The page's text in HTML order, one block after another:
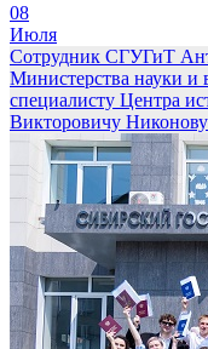
08
Июля
Сотрудник СГУГиТ
Министерства науки и
специалисту Центра
Викторовичу Никонову